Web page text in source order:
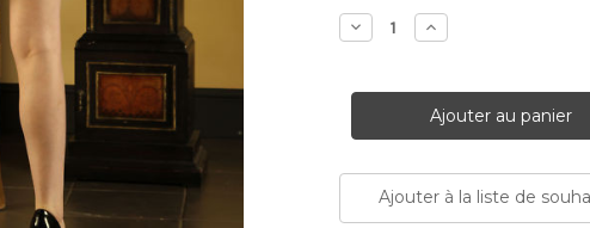
Actuel:
Diminuer
la
Augmenter
la
Ajouter à la liste de